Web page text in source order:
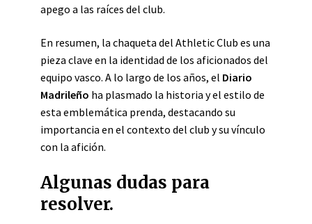
apego a las raíces del club.
En resumen, la chaqueta del Athletic Club es una
pieza clave en la identidad de los aficionados del
equipo vasco. A lo largo de los años, el Diario
Madrileño ha plasmado la historia y el estilo de
esta emblemática prenda, destacando su
importancia en el contexto del club y su vínculo
con la afición.
Algunas dudas para
resolver.